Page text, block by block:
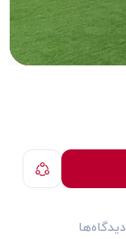
دیدگاه‌ها